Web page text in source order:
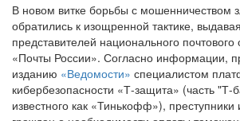
В новом витке борьбы с мошенничеством
обратились к изощренной тактике,
представителей национального
«Почты России». Согласно информации,
изданию «Ведомости» специалистом
кибербезопасности «Т-защита» (часть "Т-
известного как «Тинькофф»),